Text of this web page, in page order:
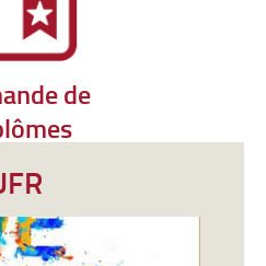
de